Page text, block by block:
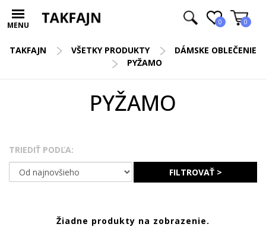
MENU 0 0
TAKFAJN VŠETKY PRODUKTY
DÁMSKE OBLEČENIE
PYŽAMO
PYŽAMO
TRIEDIŤ PODĽA:
FILTROVAŤ >
Žiadne produkty na zobrazenie.